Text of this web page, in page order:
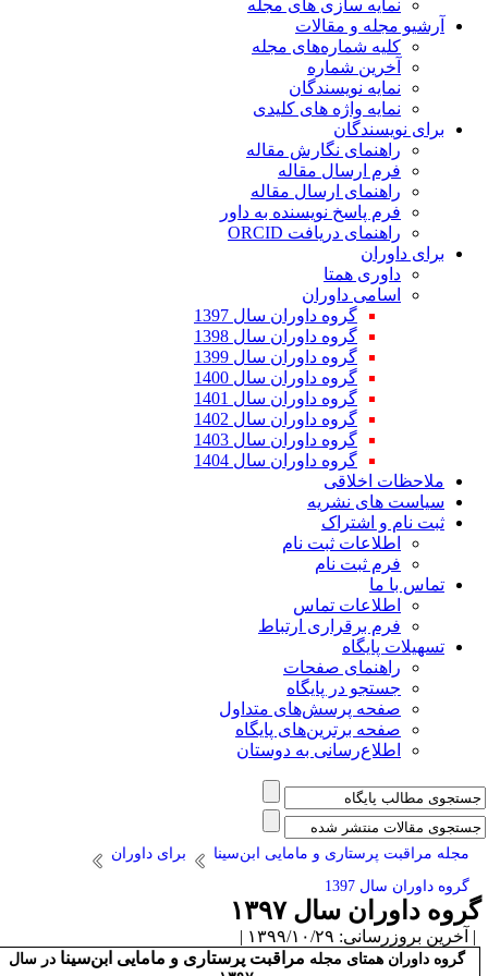
های مجله
مجله
های کلیدی
نگارش مقاله
مقاله
ارسال مقاله
نویسنده به داور
داوران سال 1397
داوران سال 1398
داوران سال 1399
داوران سال 1400
داوران سال 1401
داوران سال 1402
داوران سال 1403
داوران سال 1404
ارتباط
متداول
پایگاه
به دوستان
و مامایی ابن‌سینا برای داوران
۱۳۹۷
مجلهمراقبت پرستاری و مامایی ابن‌سینا در سال